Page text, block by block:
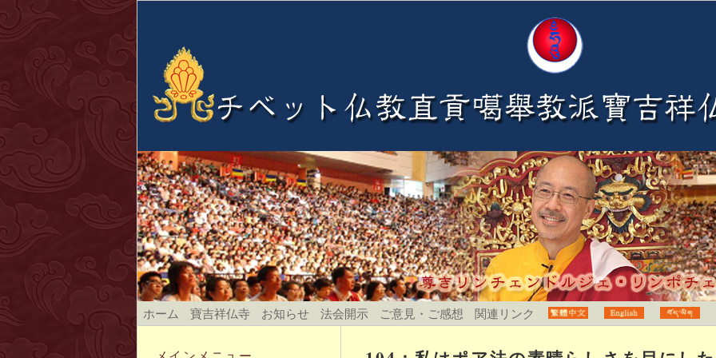
ホーム 寶吉祥仏寺 お知らせ 法会開示 ご意見・ご感想 関連リンク